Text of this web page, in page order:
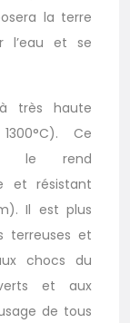
la terre
l’eau et se
très haute
Ce
le rend
et résistant
Il est plus
terreuses et
chocs du
et aux
de tous